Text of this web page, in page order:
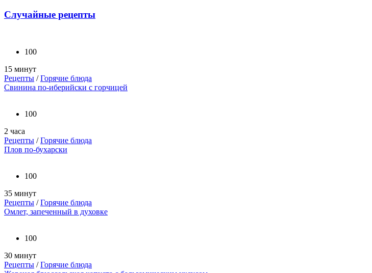
Случайные рецепты
100
15 минут
Рецепты /Горячие блюда
Свинина по-иберийски с горчицей
100
2 часа
Рецепты /Горячие блюда
Плов по-бухарски
100
35 минут
Рецепты /Горячие блюда
Омлет, запеченный в духовке
100
30 минут
Рецепты /Горячие блюда